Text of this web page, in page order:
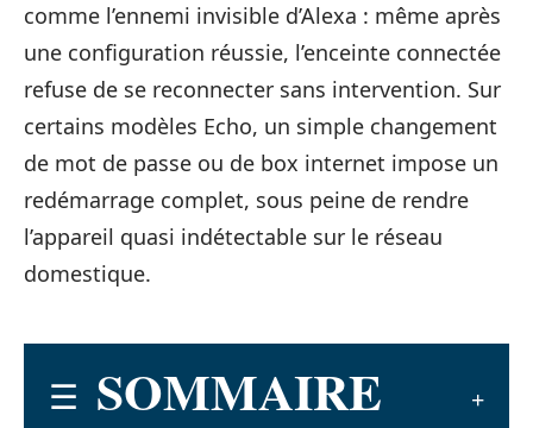
comme l’ennemi invisible d’Alexa : même après
une configuration réussie, l’enceinte connectée
refuse de se reconnecter sans intervention. Sur
certains modèles Echo, un simple changement
de mot de passe ou de box internet impose un
redémarrage complet, sous peine de rendre
l’appareil quasi indétectable sur le réseau
domestique.
SOMMAIRE